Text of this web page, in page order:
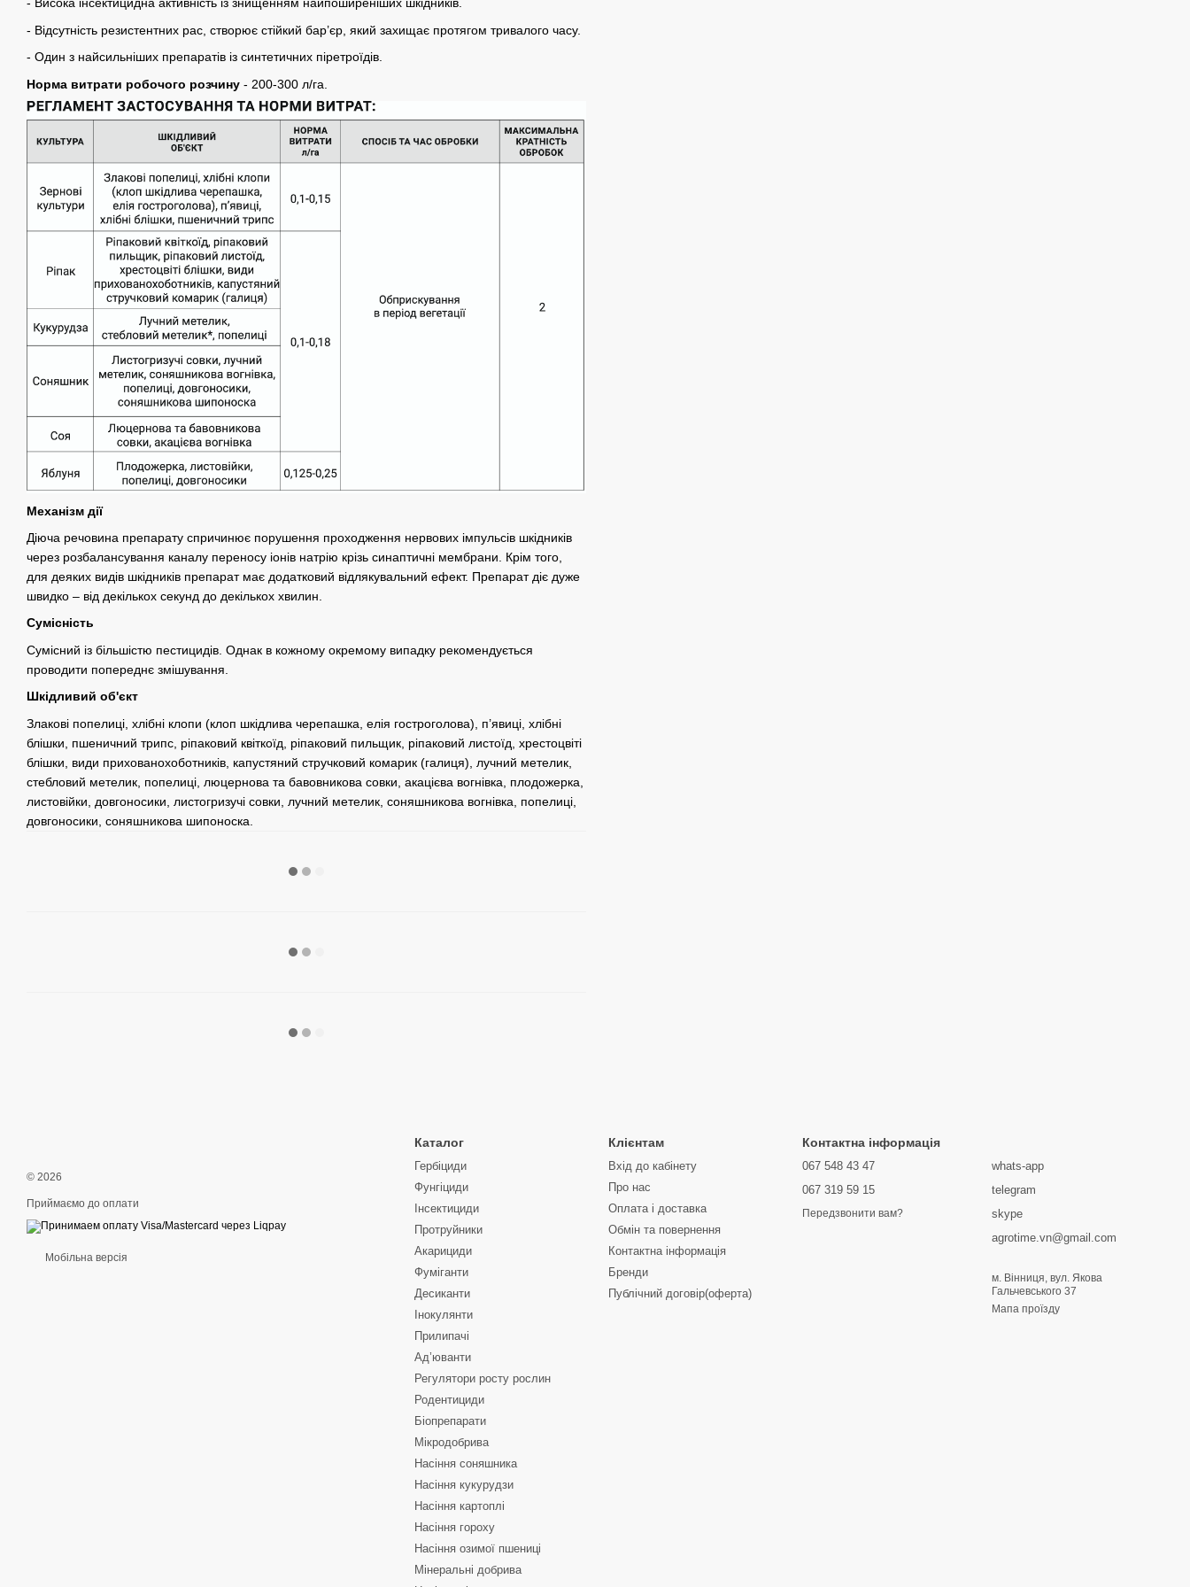
- Висока інсектицидна активність із знищенням найпоширеніших шкідників.
- Відсутність резистентних рас, створює стійкий бар’єр, який захищає протягом тривалого часу.
- Один з найсильніших препаратів із синтетичних піретроїдів.
Норма витрати робочого розчину - 200-300 л/га.
Механізм дії
Діюча речовина препарату спричинює порушення проходження нервових імпульсів шкідників
через розбалансування каналу переносу іонів натрію крізь синаптичні мембрани. Крім того,
для деяких видів шкідників препарат має додатковий відлякувальний ефект. Препарат діє дуже
швидко – від декількох секунд до декількох хвилин.
Сумісність
Сумісний із більшістю пестицидів. Однак в кожному окремому випадку рекомендується
проводити попереднє змішування.
Шкідливий об'єкт
Злакові попелиці, хлібні клопи (клоп шкідлива черепашка, елія гостроголова), п’явиці, хлібні
блішки, пшеничний трипс, ріпаковий квіткоїд, ріпаковий пильщик, ріпаковий листоїд, хрестоцвіті
блішки, види прихованохоботників, капустяний стручковий комарик (галиця), лучний метелик,
стебловий метелик, попелиці, люцернова та бавовникова совки, акацієва вогнівка, плодожерка,
листовійки, довгоносики, листогризучі совки, лучний метелик, соняшникова вогнівка, попелиці,
довгоносики, соняшникова шипоноска.
© 2026
Приймаємо до оплати
Мобільна версія
Каталог
Гербіциди
Фунгіциди
Інсектициди
Протруйники
Акарициди
Фуміганти
Десиканти
Інокулянти
Прилипачі
Ад’юванти
Регулятори росту рослин
Родентициди
Біопрепарати
Мікродобрива
Насіння соняшника
Насіння кукурудзи
Насіння картоплі
Насіння гороху
Насіння озимої пшениці
Мінеральні добрива
Клієнтам
Вхід до кабінету
Про нас
Оплата і доставка
Обмін та повернення
Контактна інформація
Бренди
Публічний договір(оферта)
Контактна інформація
067 548 43 47
067 319 59 15
Передзвонити вам?
whats-app
telegram
skype
agrotime.vn@gmail.com
м. Вінниця, вул. Якова
Гальчевського 37
Мапа проїзду